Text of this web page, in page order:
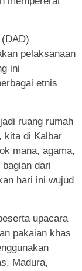
pelaksanaan
ini
etnis
ruang rumah
kita di Kalbar
mana, agama,
dari
hari ini wujud
upacara
pakaian khas
Madura,